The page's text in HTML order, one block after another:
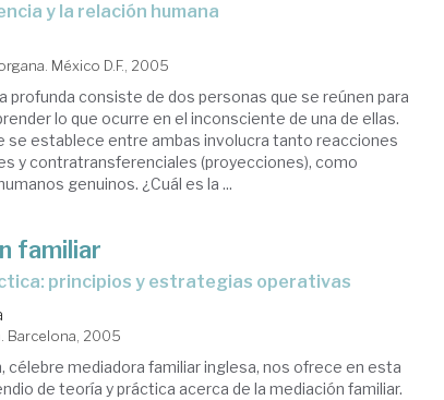
y la relación humana
México D.F., 2005
profunda consiste de dos personas que se reúnen para
lo que ocurre en el inconsciente de una de ellas.
se establece entre ambas involucra tanto reacciones
y contratransferenciales (proyecciones), como
genuinos. ¿Cuál es la ...
familiar
principios y estrategias operativas
Barcelona, 2005
célebre mediadora familiar inglesa, nos ofrece en esta
de teoría y práctica acerca de la mediación familiar.